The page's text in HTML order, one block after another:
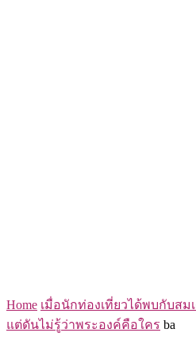
Home เมื่อนักท่องเที่ยวได้พบกับส
แต่ดันไม่รู้ว่าพระองค์คือใคร ba